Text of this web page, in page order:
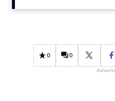
Design
Effectiviteit
Gedragsverandering
0 0